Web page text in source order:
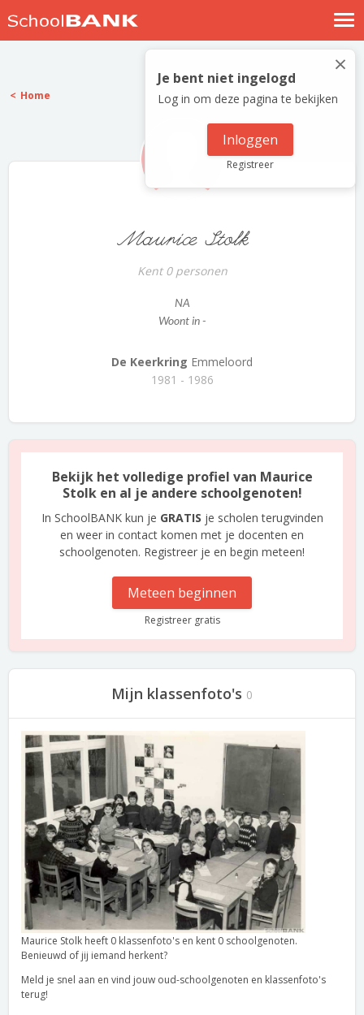
Nostalgische verhalen
Log in
Meld je gratis aan
×
Je bent niet ingelogd
Log in om deze pagina te bekijken
Inloggen
Registreer
Home
Maurice Stolk
Kent 0 personen
NA
Woont in -
De Keerkring Emmeloord
1981 - 1986
Bekijk het volledige profiel van Maurice
Stolk en al je andere schoolgenoten!
In SchoolBANK kun je GRATIS je scholen terugvinden
en weer in contact komen met je docenten en
schoolgenoten. Registreer je en begin meteen!
Meteen beginnen
Registreer gratis
Mijn klassenfoto's 0
Maurice Stolk heeft 0 klassenfoto's en kent 0 schoolgenoten.
Benieuwd of jij iemand herkent?
Meld je snel aan en vind jouw oud-schoolgenoten en klassenfoto's
terug!